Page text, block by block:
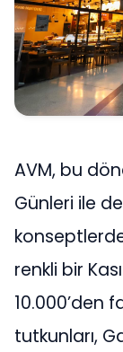
AVM, bu
Günleri ile
renkli bir
10.000’den
tutkunları,